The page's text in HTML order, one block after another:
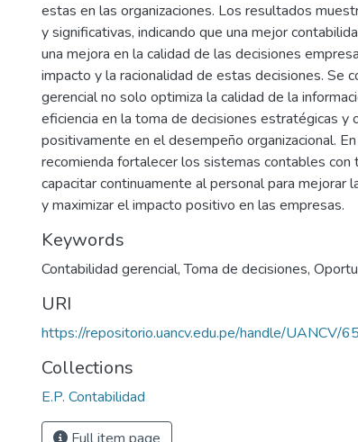
estas en las organizaciones. Los resultados
y significativas, indicando que una mejor
una mejora en la calidad de las decisiones
impacto y la racionalidad de estas decisiones. Se
gerencial no solo optimiza la calidad de la
eficiencia en la toma de decisiones estratégicas y
positivamente en el desempeño organizacional.
recomienda fortalecer los sistemas contables con
capacitar continuamente al personal para mejorar
y maximizar el impacto positivo en las empresas.
Keywords
Contabilidad gerencial,Toma de decisiones,
URI
https://repositorio.uancv.edu.pe/handle/UANCV/
Collections
E.P. Contabilidad